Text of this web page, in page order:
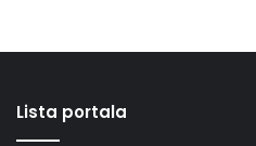
Lista portala